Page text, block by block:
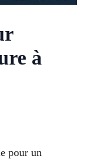
à
pour un